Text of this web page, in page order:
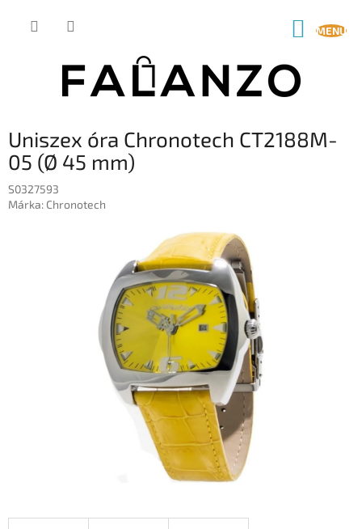
KOSÁR
Uniszex óra Chronotech CT2188M-
05 (Ø 45 mm)
S0327593
Márka: Chronotech